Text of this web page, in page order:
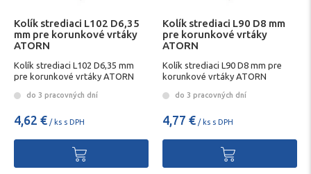
Kolík strediaci L102 D6,35
mm pre korunkové vrtáky
ATORN
Kolík strediaci L102 D6,35 mm
pre korunkové vrtáky ATORN
do 3 pracovných dní
4,62 € / ks s DPH
Kolík strediaci L90 D8 mm
pre korunkové vrtáky
ATORN
Kolík strediaci L90 D8 mm pre
korunkové vrtáky ATORN
do 3 pracovných dní
4,77 € / ks s DPH